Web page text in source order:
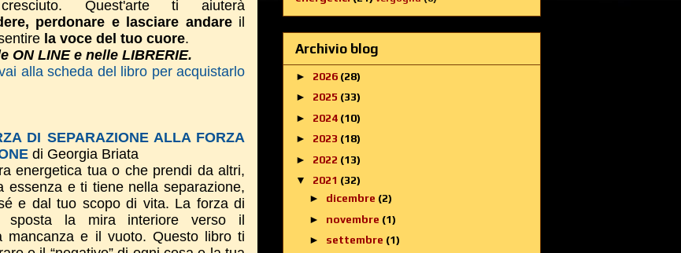
Quest'arte ti aiuterà
perdonare e lasciare andareil
la voce del tuo cuore.
ON LINE e nelle LIBRERIE.
alla scheda del libro per acquistarlo
DI SEPARAZIONE ALLA FORZA
di Georgia Briata
energetica tua o che prendi da altri,
essenza e ti tiene nella separazione,
e dal tuo scopo di vita. La forza di
sposta la mira interiore verso il
mancanza e il vuoto. Questo libro ti
Archivio blog
► 2026 (28)
► 2025 (33)
► 2024 (10)
► 2023 (18)
► 2022 (13)
▼ 2021 (32)
► dicembre (2)
► novembre (1)
► settembre (1)